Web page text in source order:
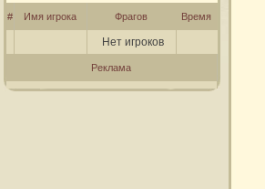
# Имя игрока Фрагов Время
Нет игроков
Реклама